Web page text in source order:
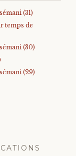
(31)
temps de
(30)
(29)